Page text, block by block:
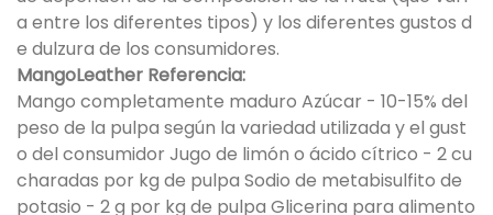
a entre los diferentes tipos) y los diferentes gustos d
e dulzura de los consumidores.
MangoLeather Referencia:
Mango completamente maduro Azúcar - 10-15% del
peso de la pulpa según la variedad utilizada y el gust
o del consumidor Jugo de limón o ácido cítrico - 2 cu
charadas por kg de pulpa Sodio de metabisulfito de
potasio - 2 g por kg de pulpa Glicerina para alimento